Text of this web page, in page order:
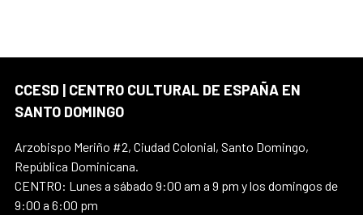
CCESD | CENTRO CULTURAL DE ESPAÑA EN
SANTO DOMINGO
Arzobispo Meriño #2, Ciudad Colonial, Santo Domingo,
República Dominicana.
CENTRO: Lunes a sábado 9:00 am a 9 pm y los domingos de
9:00 a 6:00 pm